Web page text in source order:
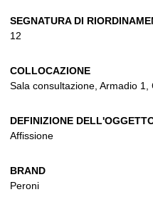
SEGNATURA DI
12
COLLOCAZIONE
Sala consultazione, Armadio 1,
DEFINIZIONE
Affissione
BRAND
Peroni